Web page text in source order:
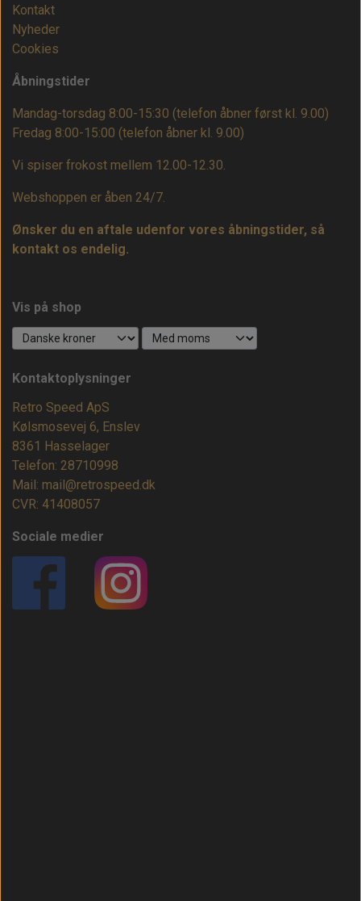
Kontakt
Nyheder
Cookies
Åbningstider
Mandag-torsdag 8:00-15:30 (telefon åbner først kl. 9.00)
Fredag 8:00-15:00 (telefon åbner kl. 9.00)
Vi spiser frokost mellem 12.00-12.30.
Webshoppen er åben 24/7.
Ønsker du en aftale udenfor vores åbningstider, så
kontakt os endelig.
Vis på shop
Kontaktoplysninger
Retro Speed ApS
Kølsmosevej 6, Enslev
8361 Hasselager
Telefon: 28710998
Mail: mail@retrospeed.dk
CVR: 41408057
Sociale medier